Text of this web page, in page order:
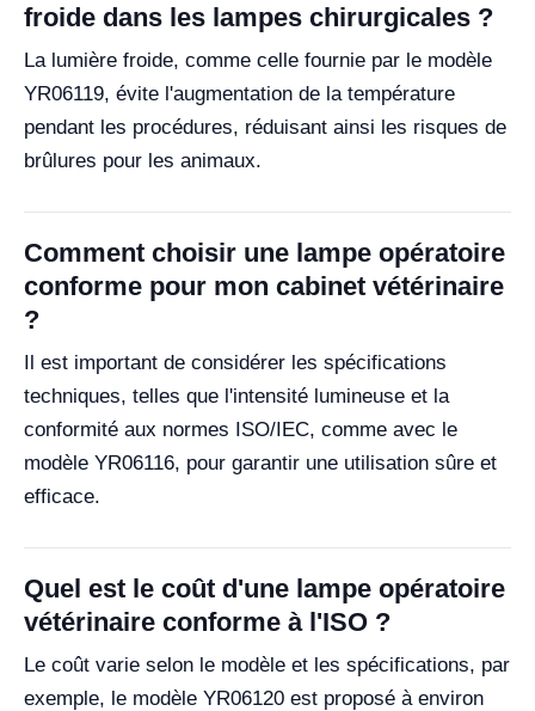
froide dans les lampes chirurgicales ?
La lumière froide, comme celle fournie par le modèle
YR06119, évite l'augmentation de la température
pendant les procédures, réduisant ainsi les risques de
brûlures pour les animaux.
Comment choisir une lampe opératoire
conforme pour mon cabinet vétérinaire
?
Il est important de considérer les spécifications
techniques, telles que l'intensité lumineuse et la
conformité aux normes ISO/IEC, comme avec le
modèle YR06116, pour garantir une utilisation sûre et
efficace.
Quel est le coût d'une lampe opératoire
vétérinaire conforme à l'ISO ?
Le coût varie selon le modèle et les spécifications, par
exemple, le modèle YR06120 est proposé à environ